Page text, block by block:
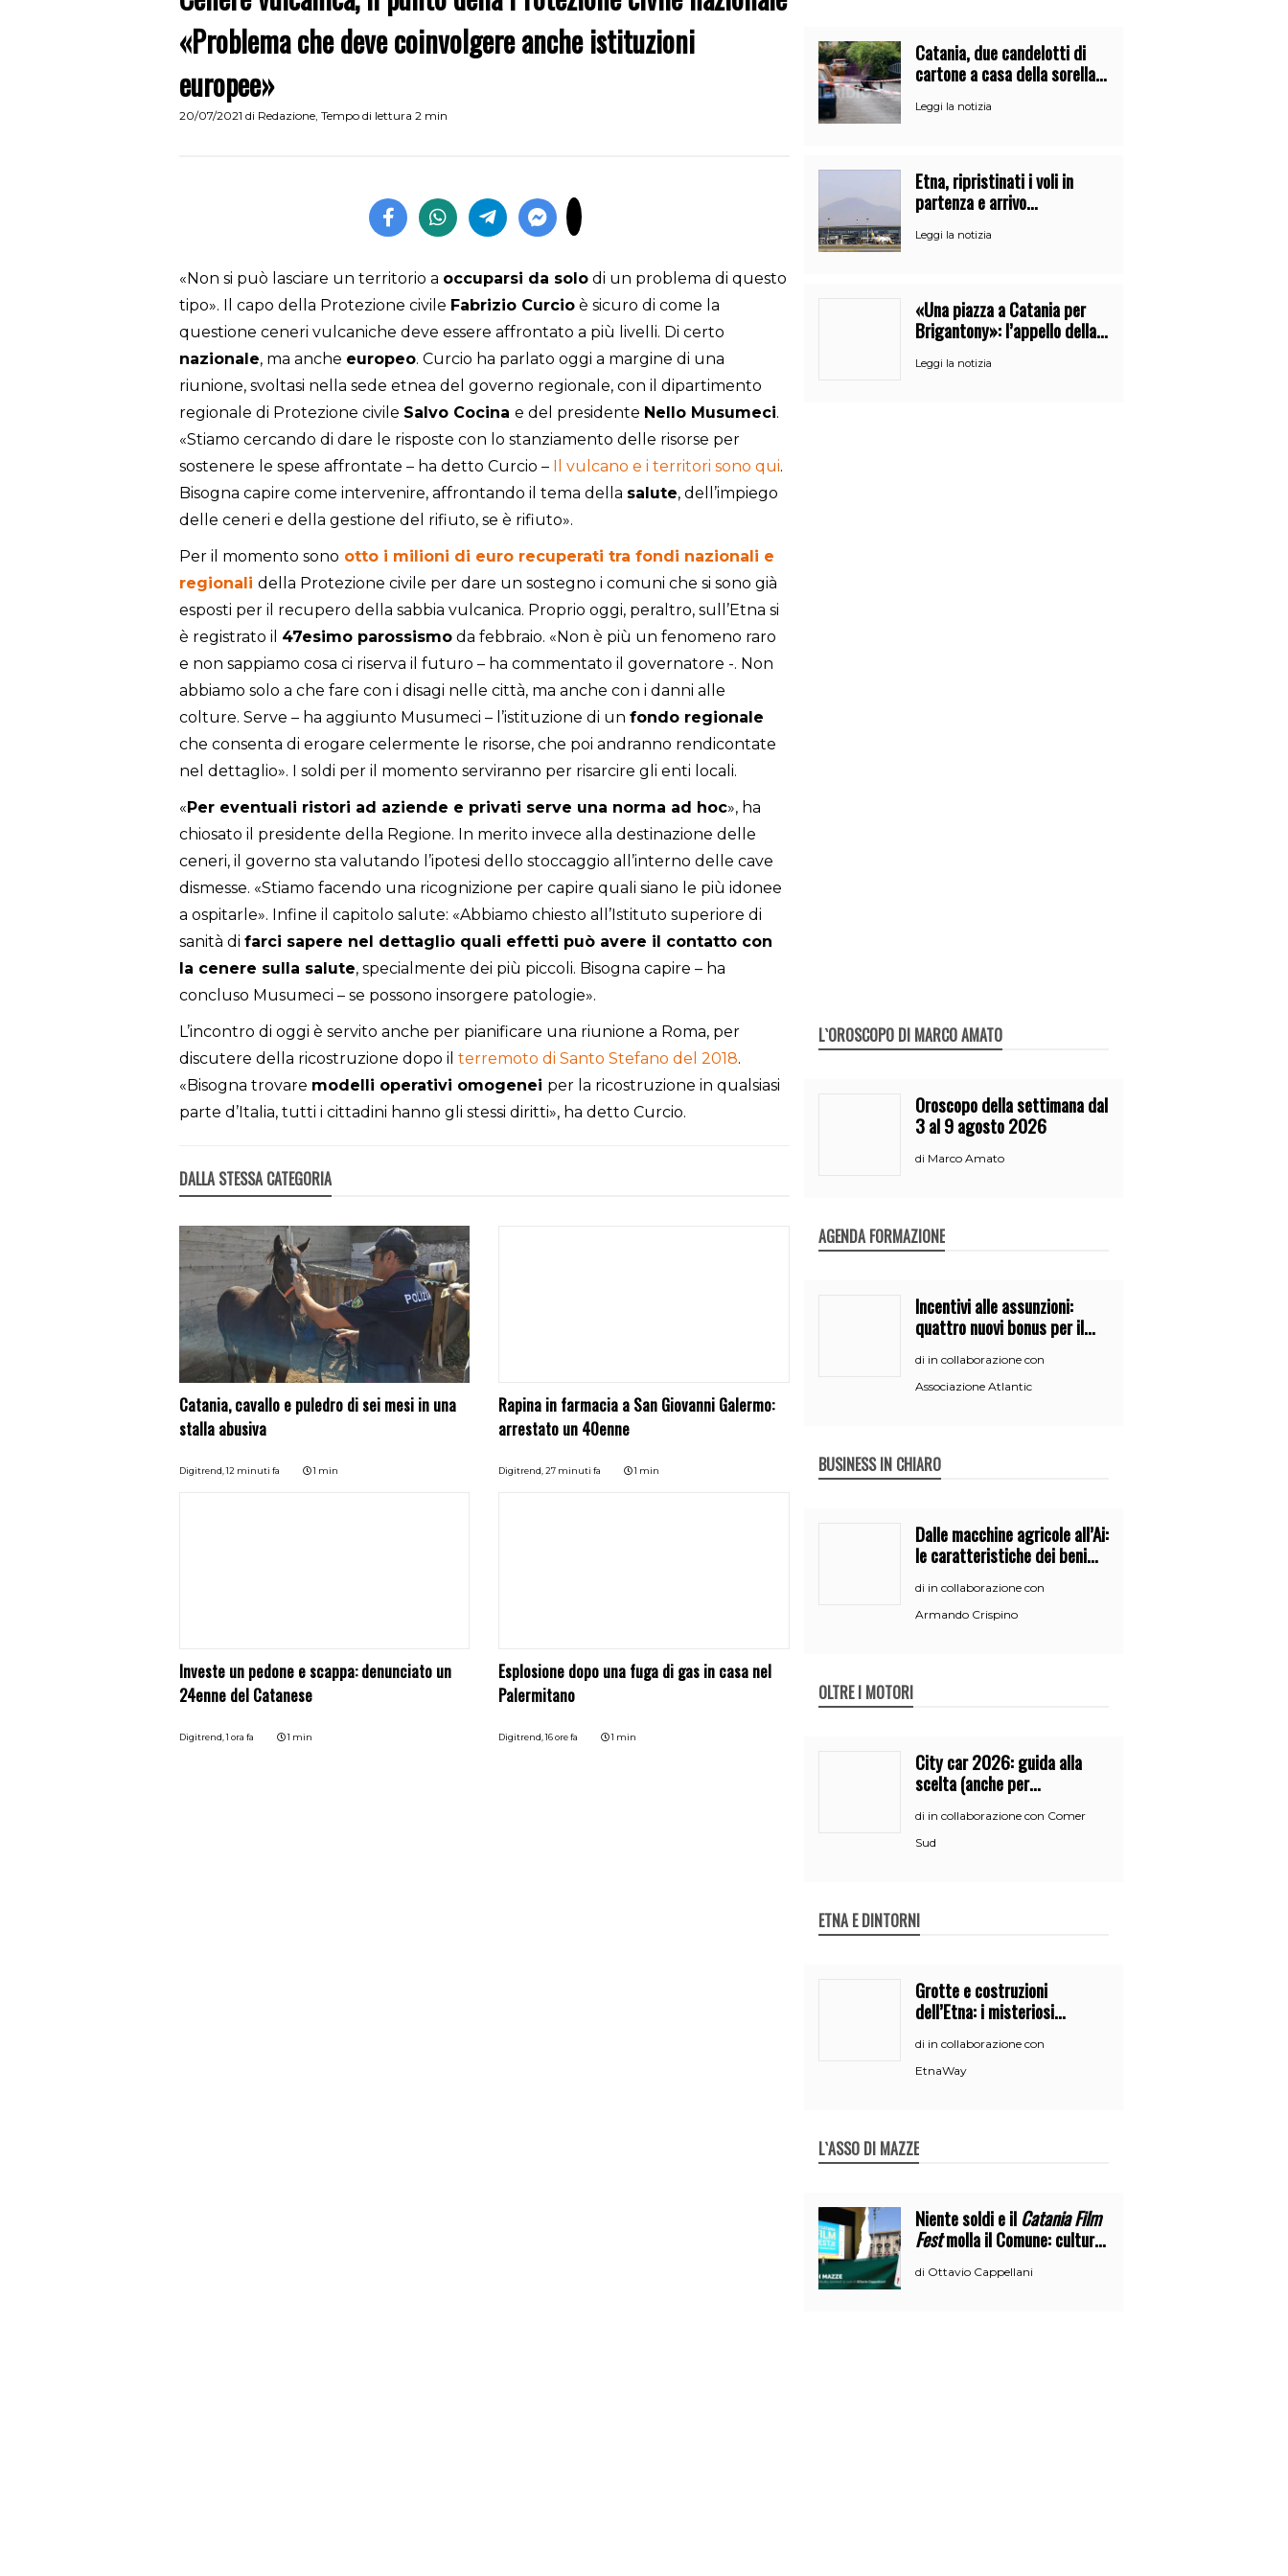
«Problema che deve coinvolgere anche istituzioni
europee»
20/07/2021 di Redazione, Tempo di lettura 2 min
«Non si può lasciare un territorio a occuparsi da solo di un problema di questo
tipo». Il capo della Protezione civile Fabrizio Curcio è sicuro di come la
questione ceneri vulcaniche deve essere affrontato a più livelli. Di certo
nazionale, ma anche europeo. Curcio ha parlato oggi a margine di una
riunione, svoltasi nella sede etnea del governo regionale, con il dipartimento
regionale di Protezione civile Salvo Cocina e del presidente Nello Musumeci.
«Stiamo cercando di dare le risposte con lo stanziamento delle risorse per
sostenere le spese affrontate – ha detto Curcio – Il vulcano e i territori sono qui.
Bisogna capire come intervenire, affrontando il tema della salute, dell’impiego
delle ceneri e della gestione del rifiuto, se è rifiuto».
Per il momento sono otto i milioni di euro recuperati tra fondi nazionali e
regionali della Protezione civile per dare un sostegno i comuni che si sono già
esposti per il recupero della sabbia vulcanica. Proprio oggi, peraltro, sull’Etna si
è registrato il 47esimo parossismo da febbraio. «Non è più un fenomeno raro
e non sappiamo cosa ci riserva il futuro – ha commentato il governatore -. Non
abbiamo solo a che fare con i disagi nelle città, ma anche con i danni alle
colture. Serve – ha aggiunto Musumeci – l’istituzione di un fondo regionale
che consenta di erogare celermente le risorse, che poi andranno rendicontate
nel dettaglio». I soldi per il momento serviranno per risarcire gli enti locali.
«Per eventuali ristori ad aziende e privati serve una norma ad hoc», ha
chiosato il presidente della Regione. In merito invece alla destinazione delle
ceneri, il governo sta valutando l’ipotesi dello stoccaggio all’interno delle cave
dismesse. «Stiamo facendo una ricognizione per capire quali siano le più idonee
a ospitarle». Infine il capitolo salute: «Abbiamo chiesto all’Istituto superiore di
sanità di farci sapere nel dettaglio quali effetti può avere il contatto con
la cenere sulla salute, specialmente dei più piccoli. Bisogna capire – ha
concluso Musumeci – se possono insorgere patologie».
L’incontro di oggi è servito anche per pianificare una riunione a Roma, per
discutere della ricostruzione dopo il terremoto di Santo Stefano del 2018.
«Bisogna trovare modelli operativi omogenei per la ricostruzione in qualsiasi
parte d’Italia, tutti i cittadini hanno gli stessi diritti», ha detto Curcio.
DALLA STESSA CATEGORIA
Catania, cavallo e puledro di sei mesi in una
stalla abusiva
Digitrend,12 minuti fa 1 min
Rapina in farmacia a San Giovanni Galermo:
arrestato un 40enne
Digitrend,27 minuti fa 1 min
Investe un pedone e scappa: denunciato un
24enne del Catanese
Digitrend,1 ora fa 1 min
Esplosione dopo una fuga di gas in casa nel
Palermitano
Digitrend,16 ore fa 1 min
Catania, due candelotti di
cartone a casa della sorella
indagini
Leggi la notizia
Etna, ripristinati i voli in
partenza e arrivo
Leggi la notizia
«Una piazza a Catania per
Brigantony»: l’appello della
cantante popolare
Leggi la notizia
L`OROSCOPO DI MARCO AMATO
Oroscopo della settimana dal
3 al 9 agosto 2026
di Marco Amato
AGENDA FORMAZIONE
Incentivi alle assunzioni:
quattro nuovi bonus per il
di in collaborazione con
Associazione Atlantic
BUSINESS IN CHIARO
Dalle macchine agricole all’Ai:
le caratteristiche dei beni
all’iperammortamento
di in collaborazione con
Armando Crispino
OLTRE I MOTORI
City car 2026: guida alla
scelta (anche per
neopatentati)
di in collaborazione con Comer
Sud
ETNA E DINTORNI
Grotte e costruzioni
dell’Etna: i misteriosi
di in collaborazione con
EtnaWay
L`ASSO DI MAZZE
Niente soldi e ilCatania Film
Festmolla il Comune: cultura
di Ottavio Cappellani